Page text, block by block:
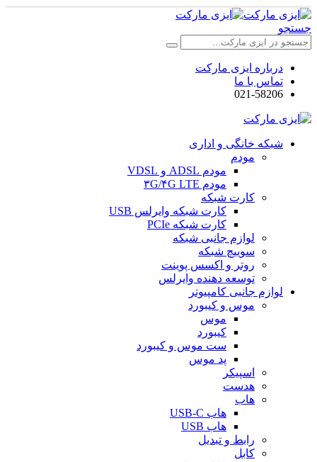
جستجو
درباره ایزی مارکت
تماس با ما
021-58206
شبکه خانگی و اداری
مودم
مودم ADSL و VDSL
مودم ۳G/۴G LTE
کارت شبکه
کارت شبکه وایرلس USB
کارت شبکه PCIe
لوازم جانبی شبکه
سوییچ شبکه
روتر و اکسس پوینت
توسعه دهنده وایرلس
لوازم جانبی کامپیوتر
موس و کیبورد
موس
کیبورد
ست موس و کیبورد
پد موس
اسپیکر
هدست
هاب
هاب USB-C
هاب USB
رابط و تبدیل
کابل